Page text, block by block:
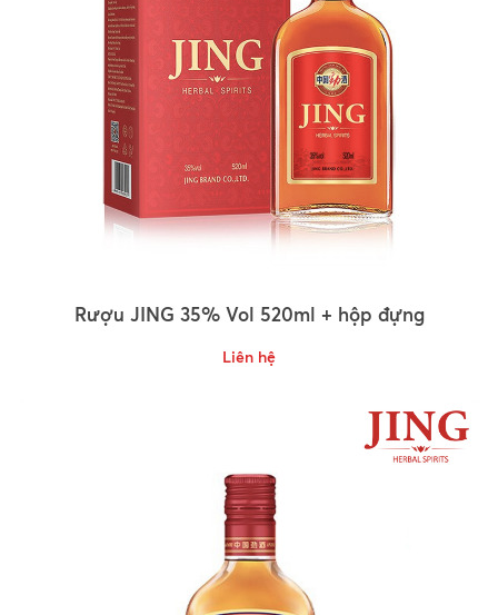
Rượu JING 35% Vol 520ml + hộp đựng
Liên hệ